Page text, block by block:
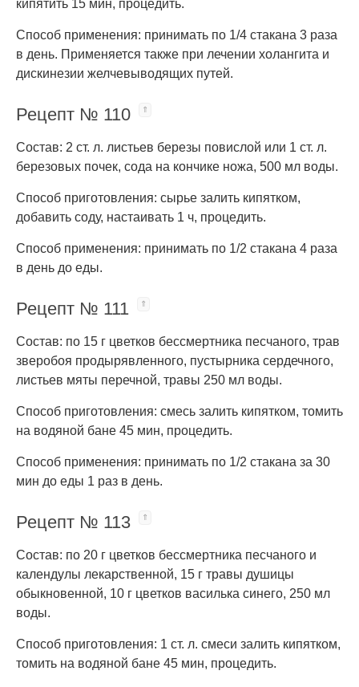
кипятить 15 мин, процедить.
Способ применения: принимать по 1/4 стакана 3 раза
в день. Применяется также при лечении холангита и
дискинезии желчевыводящих путей.
Рецепт № 110
Состав: 2 ст. л. листьев березы повислой или 1 ст. л.
березовых почек, сода на кончике ножа, 500 мл воды.
Способ приготовления: сырье залить кипятком,
добавить соду, настаивать 1 ч, процедить.
Способ применения: принимать по 1/2 стакана 4 раза
в день до еды.
Рецепт № 111
Состав: по 15 г цветков бессмертника песчаного, трав
зверобоя продырявленного, пустырника сердечного,
листьев мяты перечной, травы 250 мл воды.
Способ приготовления: смесь залить кипятком, томить
на водяной бане 45 мин, процедить.
Способ применения: принимать по 1/2 стакана за 30
мин до еды 1 раз в день.
Рецепт № 113
Состав: по 20 г цветков бессмертника песчаного и
календулы лекарственной, 15 г травы душицы
обыкновенной, 10 г цветков василька синего, 250 мл
воды.
Способ приготовления: 1 ст. л. смеси залить кипятком,
томить на водяной бане 45 мин, процедить.